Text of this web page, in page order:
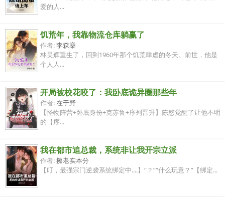
爱的人...
饥荒年，我靠物流仓库躺赢了
作者:李森燊
林昊辉重生了，回到1960年那个饥荒肆虐的冬天。前世，他是
个人人...
开局被校花咬了：我卧底诡异圈那些年
作者:在于野
【怪物阵营+卧底身份+克苏鲁+序列晋升】陈悠觉醒了让他不明
的【序...
我在都市追总裁，系统非让我开宗立派
作者:擦老实本分
【叮，最强宗门逆袭系统绑定中....】“？”“什么玩意？”【绑定...